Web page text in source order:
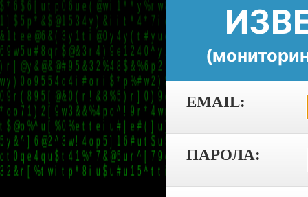
EMAIL:
ПАРОЛА: